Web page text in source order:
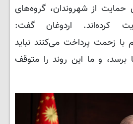
حمایت از شهروندان، گروه‌های
کرده‌اند. اردوغان گفت:
با زحمت پرداخت می‌کنند نباید
و ما این روند را متوقف